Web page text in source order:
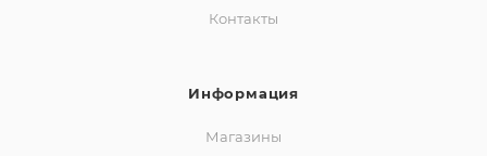
Контакты
Информация
Магазины